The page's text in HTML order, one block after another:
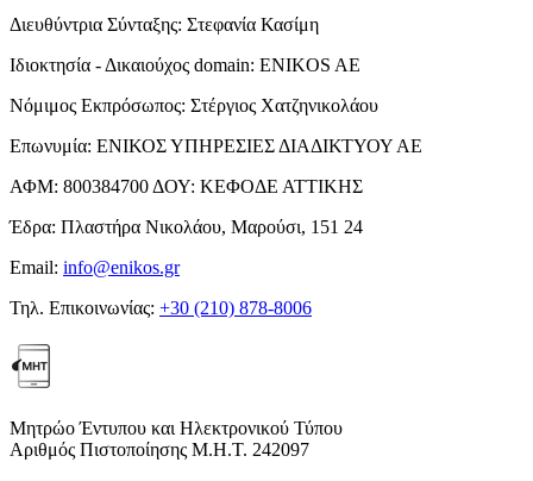
Διευθύντρια Σύνταξης: Στεφανία Κασίμη
Ιδιοκτησία - Δικαιούχος domain: ENIKOS AE
Νόμιμος Εκπρόσωπος: Στέργιος Χατζηνικολάου
Επωνυμία: ΕΝΙΚΟΣ ΥΠΗΡΕΣΙΕΣ ΔΙΑΔΙΚΤΥΟΥ ΑΕ
ΑΦΜ: 800384700 ΔΟΥ: ΚΕΦΟΔΕ ΑΤΤΙΚΗΣ
Έδρα: Πλαστήρα Νικολάου, Μαρούσι, 151 24
Email: info@enikos.gr
Τηλ. Επικοινωνίας: +30 (210) 878-8006
Μητρώο Έντυπου και Ηλεκτρονικού Τύπου
Αριθμός Πιστοποίησης Μ.Η.Τ. 242097